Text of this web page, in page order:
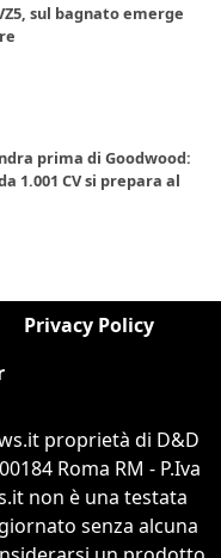
sul bagnato emerge
prima di Goodwood:
1.001 CV si prepara al
Privacy Policy
proprietà di D&D
Roma RM - P.Iva
non è una testata
senza alcuna